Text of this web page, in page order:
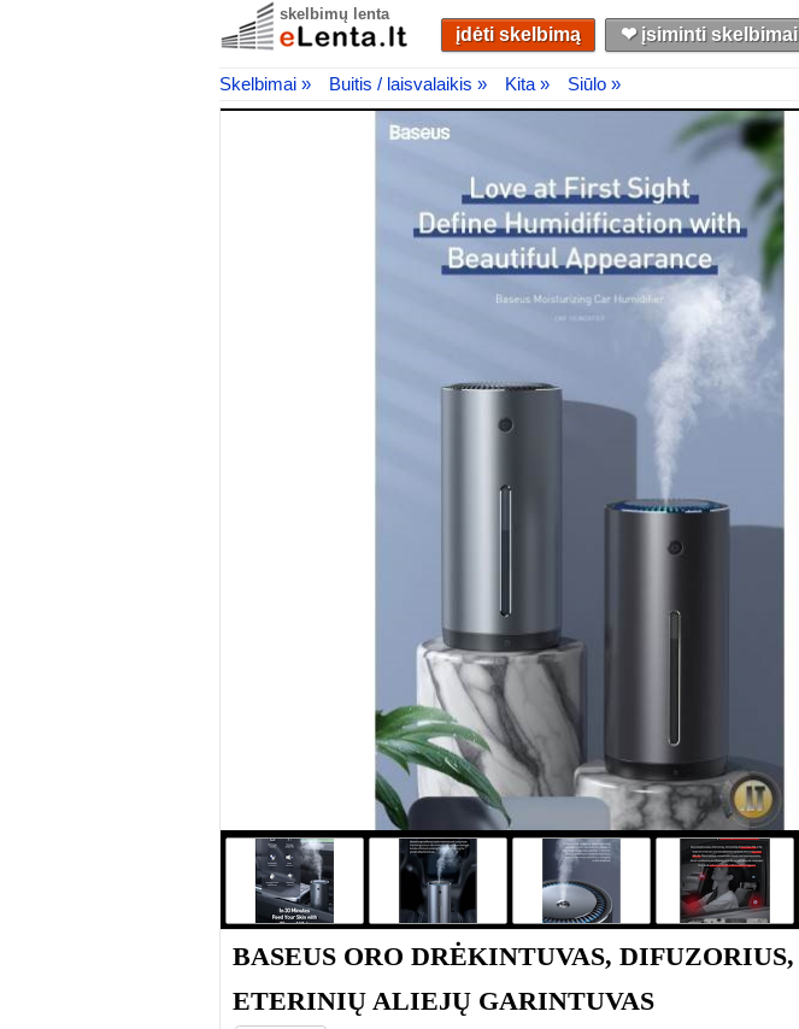
skelbimų lenta
įdėti skelbimą ❤︎ įsiminti skelbimai
Skelbimai » Buitis / laisvalaikis » Kita » Siūlo »
BASEUS ORO DRĖKINTUVAS, DIFUZORIUS,
ETERINIŲ ALIEJŲ GARINTUVAS